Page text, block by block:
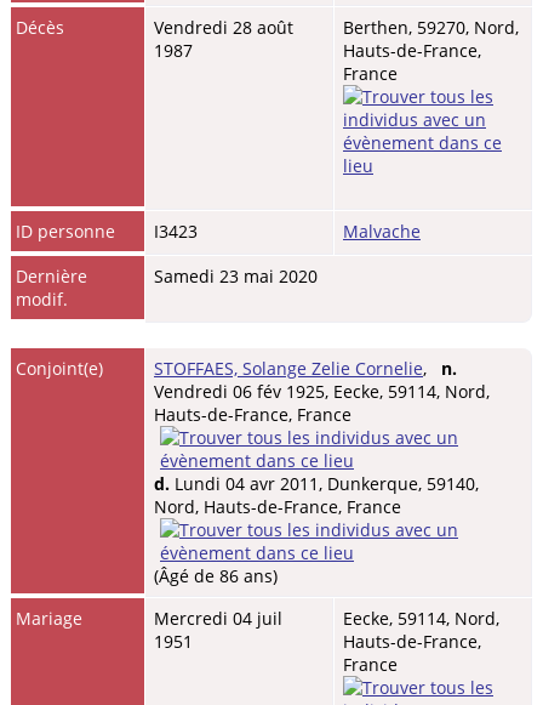
Décès
Vendredi 28 août
1987
Berthen, 59270, Nord,
Hauts-de-France,
France
ID personne I3423
Malvache
Dernière
modif.
Samedi 23 mai 2020
Conjoint(e) STOFFAES, Solange Zelie Cornelie, n.
Vendredi 06 fév 1925, Eecke, 59114, Nord,
Hauts-de-France, France
d. Lundi 04 avr 2011, Dunkerque, 59140,
Nord, Hauts-de-France, France
(Âgé de 86 ans)
Mariage
Mercredi 04 juil
1951
Eecke, 59114, Nord,
Hauts-de-France,
France